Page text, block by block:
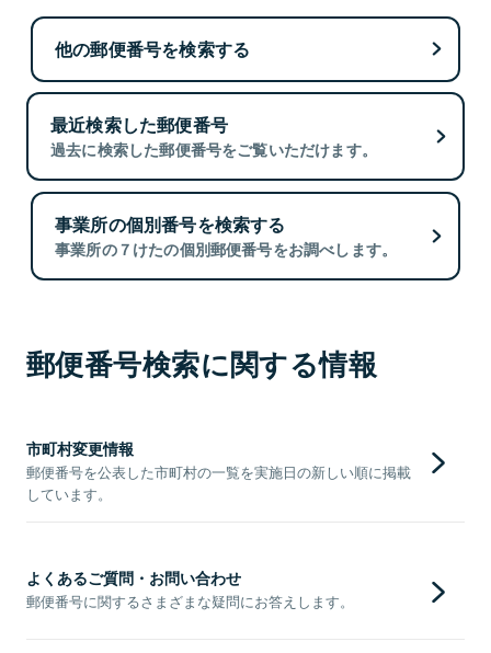
他の郵便番号を検索する
最近検索した郵便番号
過去に検索した郵便番号をご覧いただけます。
事業所の個別番号を検索する
事業所の７けたの個別郵便番号をお調べします。
郵便番号検索に関する情報
市町村変更情報
郵便番号を公表した市町村の一覧を実施日の新しい順に掲載
しています。
よくあるご質問・お問い合わせ
郵便番号に関するさまざまな疑問にお答えします。